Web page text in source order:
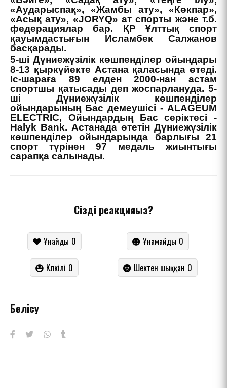
«Аударыспақ», «Жамбы ату», «Көкпар»,
«Асық ату», «JORYQ» ат спорты және т.б.
федерациялар бар. ҚР Ұлттық спорт
қауымдастығын Исламбек Салжанов
басқарады.
5-ші Дүниежүзілік көшпенділер ойындары
8-13 қыркүйекте Астана қаласында өтеді.
Іс-шараға 89 елден 2000-нан астам
спортшы қатысады деп жоспарлануда. 5-
ші Дүниежүзілік көшпенділер
ойындарының Бас демеушісі - ALAGEUM
ELECTRIC, Ойындардың Бас серіктесі -
Halyk Bank. Астанада өтетін Дүниежүзілік
көшпенділер ойындарында барлығы 21
спорт түрінен 97 медаль жиынтығы
сарапқа салынады.
Сіздің реакцияңыз?
Ұнайды 0 Ұнамайды 0
Күлкілі 0 Шектен шыққан 0
Бөлісу